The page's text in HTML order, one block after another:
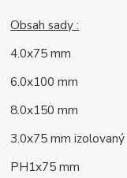
Obsah sady :
4.0x75 mm
6.0x100 mm
8.0x150 mm
3.0x75 mm izolovaný
PH1x75 mm